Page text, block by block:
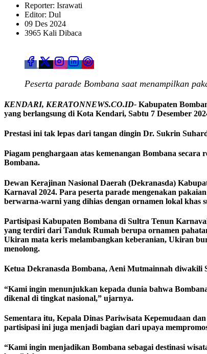
Reporter: Israwati
Editor: Dul
09 Des 2024
3965 Kali Dibaca
Peserta parade Bombana saat menampilkan
KENDARI, KERATONNEWS.CO.ID- Kabupaten
yang berlangsung di Kota Kendari, Sabtu 7 Desember
Prestasi ini tak lepas dari tangan dingin Dr. Sukrin
Piagam penghargaan atas kemenangan Bombana
Bombana.
Dewan Kerajinan Nasional Daerah (Dekranasda)
Karnaval 2024. Para peserta parade mengenakan
berwarna-warni yang dihias dengan ornamen lokal khas
Partisipasi Kabupaten Bombana di Sultra Tenun
yang terdiri dari Tanduk Rumah berupa ornamen
Ukiran mata keris melambangkan keberanian, Ukiran
menolong.
Ketua Dekranasda Bombana, Aeni Mutmainnah diwakili
“Kami ingin menunjukkan kepada dunia bahwa
dikenal di tingkat nasional,” ujarnya.
Sementara itu, Kepala Dinas Pariwisata Kepemudaan
partisipasi ini juga menjadi bagian dari upaya
“Kami ingin menjadikan Bombana sebagai destinasi